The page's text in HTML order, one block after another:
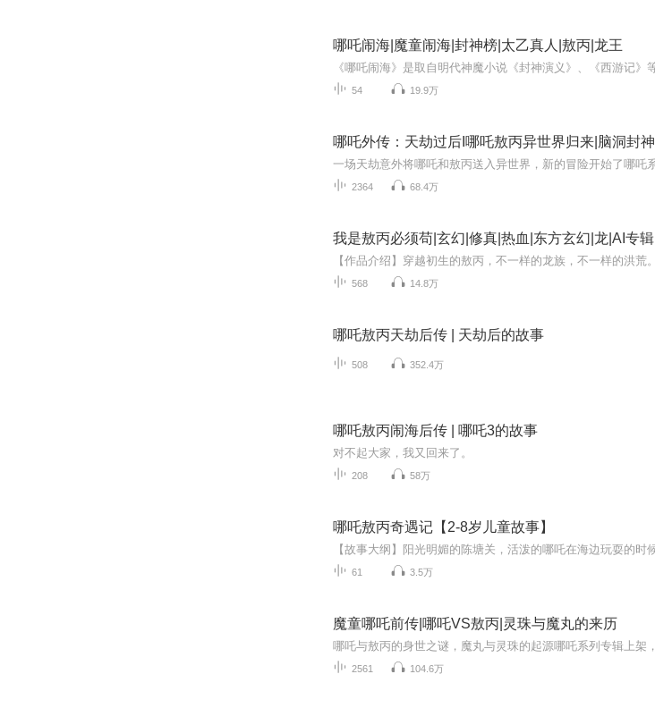
哪吒闹海|魔童闹海|封神榜|太乙真人|敖丙|龙王
54 19.9万
哪吒外传：天劫过后I哪吒敖丙异世界归来|脑洞封神
2364 68.4万
我是敖丙必须苟|玄幻|修真|热血|东方玄幻|龙|AI专辑
568 14.8万
哪吒敖丙天劫后传 | 天劫后的故事
508 352.4万
哪吒敖丙闹海后传 | 哪吒3的故事
对不起大家，我又回来了。
208 58万
哪吒敖丙奇遇记【2-8岁儿童故事】
61 3.5万
魔童哪吒前传|哪吒VS敖丙|灵珠与魔丸的来历
2561 104.6万